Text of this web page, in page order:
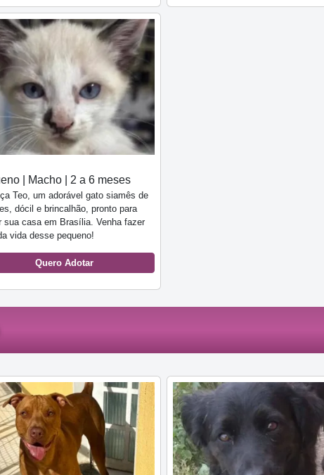
| Macho | 2 a 6 meses
Teo, um adorável gato siamês de
dócil e brincalhão, pronto para
sua casa em Brasília. Venha fazer
vida desse pequeno!
Quero Adotar